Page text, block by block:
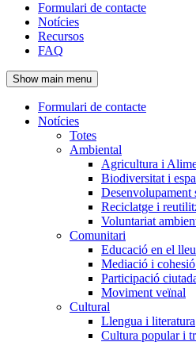
Navegació
principal
de
l'encapçalament
Formulari de contacte
Notícies
Recursos
FAQ
Show main menu
Navegació
principal
Formulari de contacte
Notícies
Totes
Ambiental
Agricultura i
Biodiversitat i
Desenvolupament
Reciclatge i
Voluntariat
Comunitari
Educació en el
Mediació i
Participació
Moviment veïnal
Cultural
Llengua i literatura
Cultura popular i